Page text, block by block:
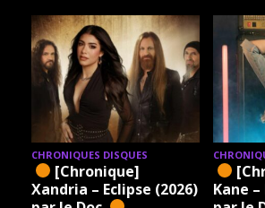
CHRONIQUES DISQUES
[Chronique]
Xandria – Eclipse (2026)
Kane –